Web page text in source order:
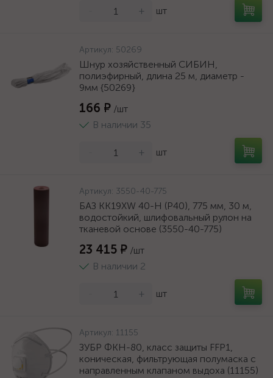
+ шт
Артикул: 50269
Шнур хозяйственный СИБИН,
полиэфирный, длина 25 м, диаметр -
9мм {50269}
166 ₽ /шт
В наличии 35
+ шт
Артикул: 3550-40-775
БАЗ KK19XW 40-H (Р40), 775 мм, 30 м,
водостойкий, шлифовальный рулон на
тканевой основе (3550-40-775)
23 415 ₽ /шт
В наличии 2
+ шт
Артикул: 11155
ЗУБР ФКН-80, класс защиты FFP1,
коническая, фильтрующая полумаска с
направленным клапаном выдоха (11155)